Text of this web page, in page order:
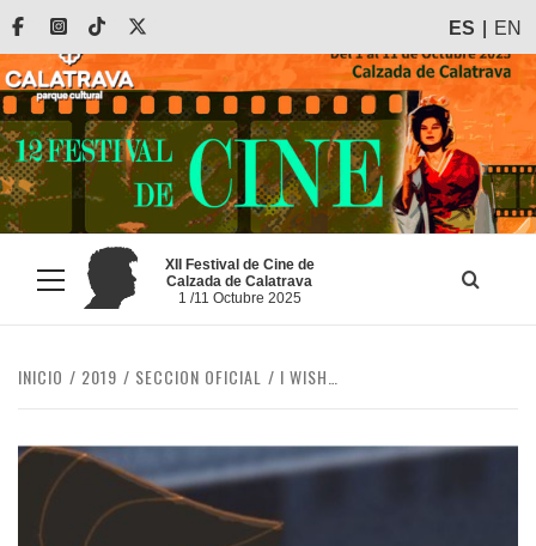
Saltar
contenido
FacebookInstagram
Tiktok ES EN
Menú
principal
XII Festival de Cine de
Calzada de Calatrava
1 /11 Octubre 2025
INICIO 2019 SECCION OFICIAL I WISH…